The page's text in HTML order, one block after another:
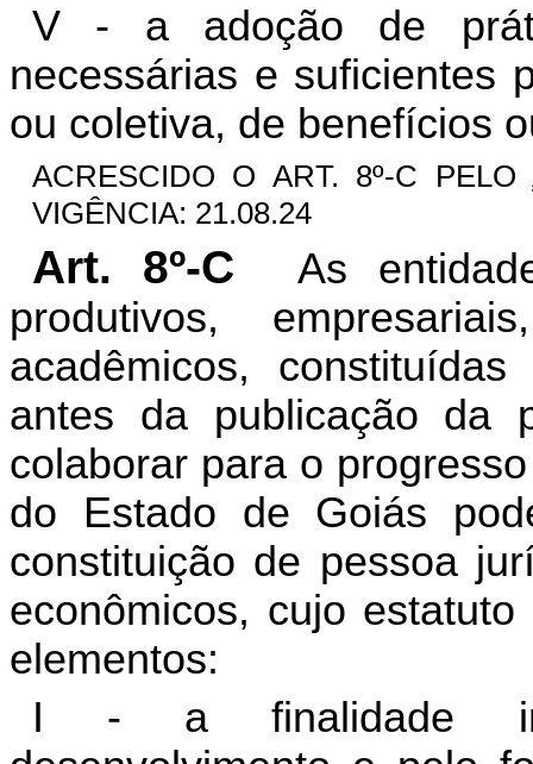
V - a adoção de
necessárias e suficientes
ou coletiva, de benefícios
ACRESCIDO O ART. 8º-C PELO
VIGÊNCIA: 21.08.24
Art. 8º-C
As
produtivos,
acadêmicos,
antes da publicação da
colaborar para o
do Estado de Goiás
constituição de pessoa
econômicos, cujo
elementos:
I - a finalidade